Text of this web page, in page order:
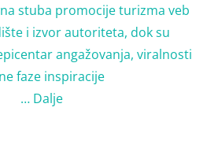
stuba promocije turizma veb
i izvor autoriteta, dok su
angažovanja, viralnosti
faze inspiracije
… Dalje